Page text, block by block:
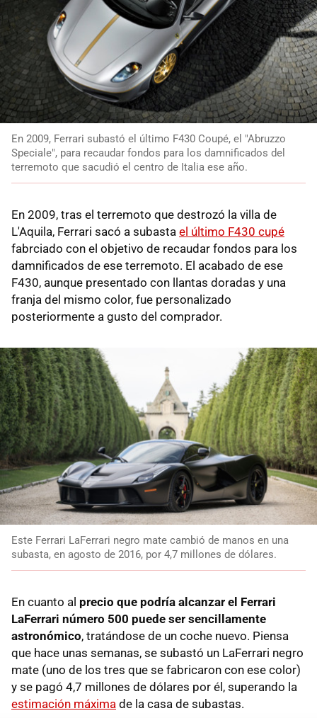
En 2009, Ferrari subastó el último F430 Coupé, el "Abruzzo
Speciale", para recaudar fondos para los damnificados del
terremoto que sacudió el centro de Italia ese año.
En 2009, tras el terremoto que destrozó la villa de
L'Aquila, Ferrari sacó a subasta el último F430 cupé
fabrciado con el objetivo de recaudar fondos para los
damnificados de ese terremoto. El acabado de ese
F430, aunque presentado con llantas doradas y una
franja del mismo color, fue personalizado
posteriormente a gusto del comprador.
Este Ferrari LaFerrari negro mate cambió de manos en una
subasta, en agosto de 2016, por 4,7 millones de dólares.
En cuanto al precio que podría alcanzar el Ferrari
LaFerrari número 500 puede ser sencillamente
astronómico, tratándose de un coche nuevo. Piensa
que hace unas semanas, se subastó un LaFerrari negro
mate (uno de los tres que se fabricaron con ese color)
y se pagó 4,7 millones de dólares por él, superando la
estimación máxima de la casa de subastas.